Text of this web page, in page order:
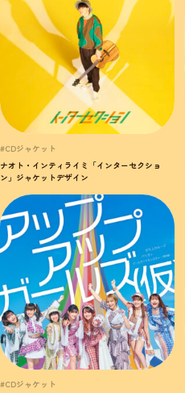
#CDジャケット
ナオト・インティライミ「インターセクショ
ン」ジャケットデザイン
#CDジャケット